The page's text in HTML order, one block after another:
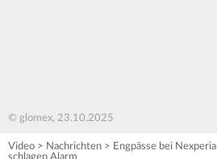
© glomex, 23.10.2025
Video > Nachrichten > Engpässe bei
schlagen Alarm